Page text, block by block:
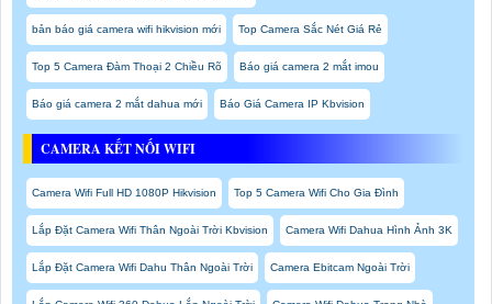
bản báo giá camera wifi hikvision mới Top Camera Sắc Nét Giá Rẻ
Top 5 Camera Đàm Thoại 2 Chiều Rõ Báo giá camera 2 mắt imou
Báo giá camera 2 mắt dahua mới Báo Giá Camera IP Kbvision
CAMERA KẾT NỐI WIFI
Camera Wifi Full HD 1080P Hikvision Top 5 Camera Wifi Cho Gia Đình
Lắp Đặt Camera Wifi Thân Ngoài Trời Kbvision Camera Wifi Dahua Hình Ảnh 3K
Lắp Đặt Camera Wifi Dahu Thân Ngoài Trời Camera Ebitcam Ngoài Trời